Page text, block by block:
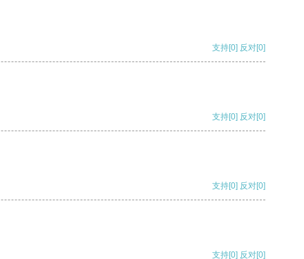
支持[0] 反对[0]
支持[0] 反对[0]
支持[0] 反对[0]
支持[0] 反对[0]